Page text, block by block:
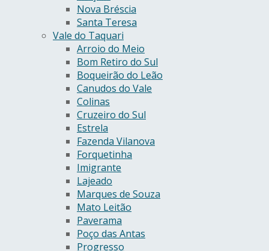
Nova Bréscia
Santa Teresa
Vale do Taquari
Arroio do Meio
Bom Retiro do Sul
Boqueirão do Leão
Canudos do Vale
Colinas
Cruzeiro do Sul
Estrela
Fazenda Vilanova
Forquetinha
Imigrante
Lajeado
Marques de Souza
Mato Leitão
Paverama
Poço das Antas
Progresso